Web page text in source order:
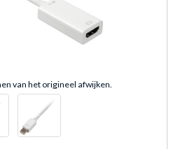
van het origineel afwijken.